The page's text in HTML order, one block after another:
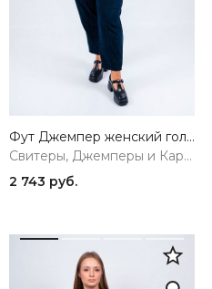
Фут Джемпер женский голубой ZAR STYLE
Свитеры, Джемперы и Кардиганы
2 743 руб.